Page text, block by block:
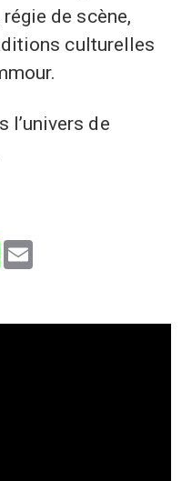
de scène,
culturelles
l’univers de
WhatsApp